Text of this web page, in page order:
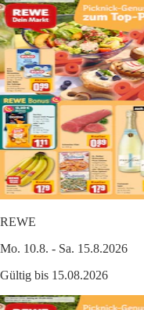
REWE
Mo. 10.8. - Sa. 15.8.2026
Gültig bis 15.08.2026